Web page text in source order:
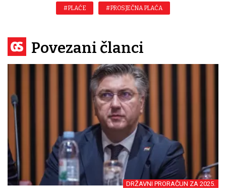
#PLAĆE #PROSJEČNA PLAĆA
Povezani članci
DRŽAVNI PRORAČUN ZA 2025.